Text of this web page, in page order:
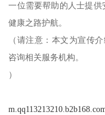
一位需要帮助的人士提
健康之路护航。
（请注意：本文为宣传
咨询相关服务机构。
）